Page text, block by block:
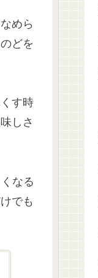
めら
どを
す時
しさ
なる
でも